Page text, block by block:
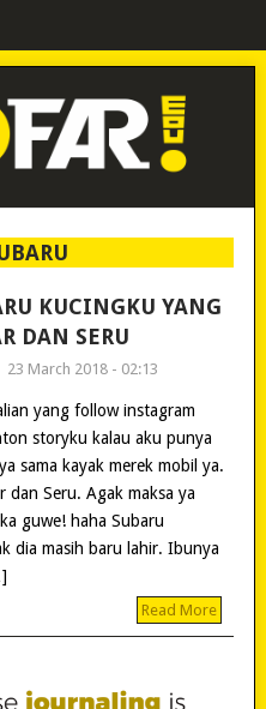
KUCINGKU YANG
DAN SERU
23 March 2018 - 02:13
yang follow instagram
storyku kalau aku punya
sama kayak merek mobil ya.
dan Seru. Agak maksa ya
guwe! haha Subaru
dia masih baru lahir. Ibunya
Read More